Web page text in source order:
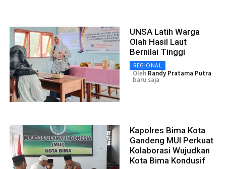
UNSA Latih Warga
Olah Hasil Laut
Bernilai Tinggi
REGIONAL
Oleh Randy Pratama Putra
baru saja
Kapolres Bima Kota
Gandeng MUI Perkuat
Kolaborasi Wujudkan
Kota Bima Kondusif